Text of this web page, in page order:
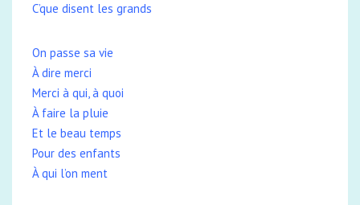
C’que disent les grands
On passe sa vie
À dire merci
Merci à qui, à quoi
À faire la pluie
Et le beau temps
Pour des enfants
À qui l’on ment